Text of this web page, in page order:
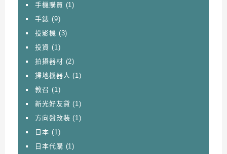
手機購買 (1)
手錶 (9)
投影機 (3)
投資 (1)
拍攝器材 (2)
掃地機器人 (1)
教召 (1)
新光好友貸 (1)
方向盤改裝 (1)
日本 (1)
日本代購 (1)